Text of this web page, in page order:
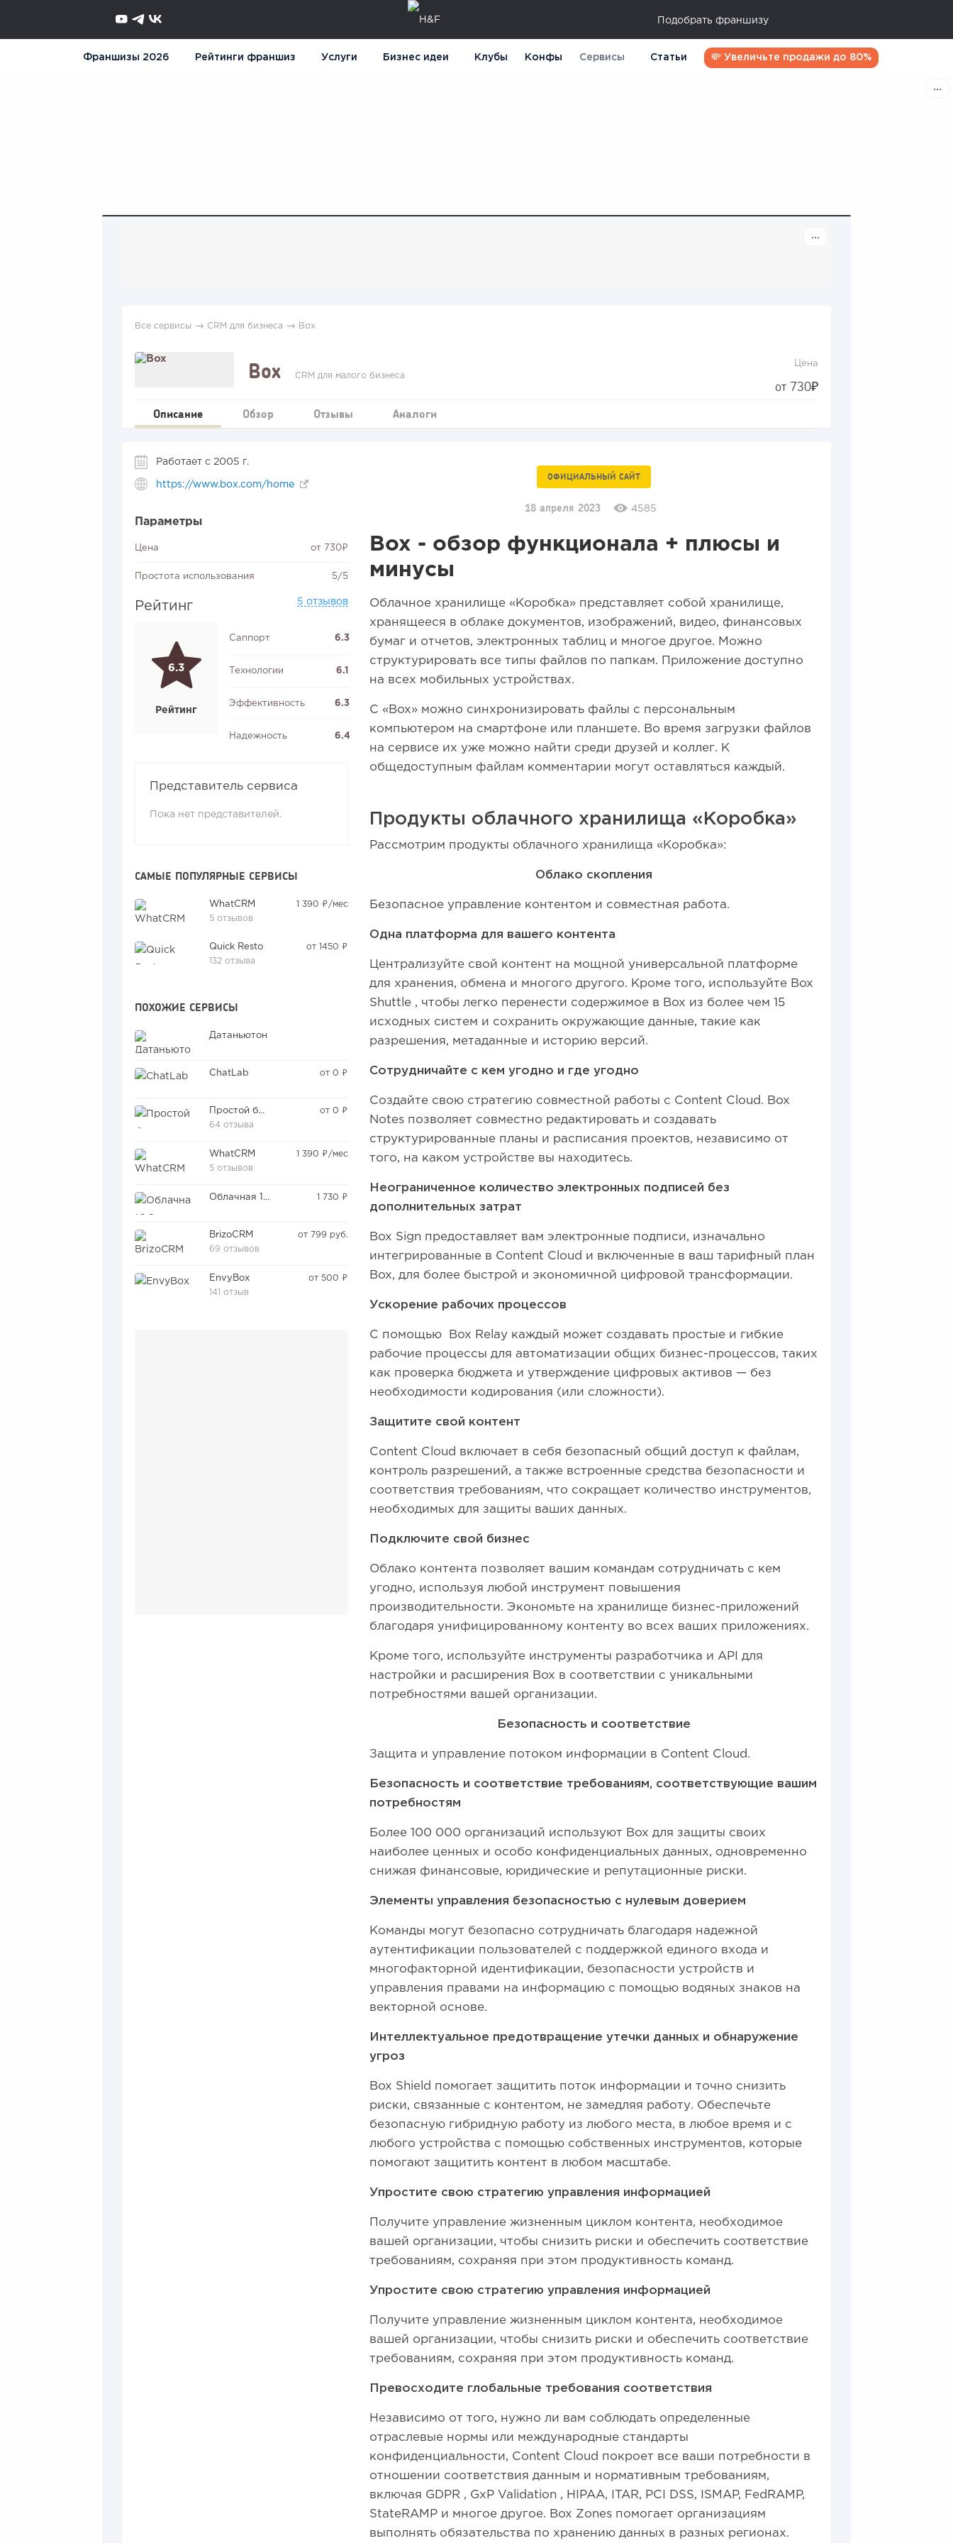
Подобрать франшизу
Франшизы 2026 Рейтинги франшиз Услуги Бизнес идеи Клубы Конфы Сервисы Статьи 💸 Увеличьте продажи до 80%
Все сервисы → CRM для бизнеса → Box
Box CRM для малого бизнеса
Цена
от 730₽
Описание Обзор Отзывы Аналоги
Работает с 2005 г.
https://www.box.com/home
Параметры
Цена от 730₽
Простота использования 5/5
Рейтинг 5 отзывов
6.3
Рейтинг
Саппорт 6.3
Технологии 6.1
Эффективность 6.3
Надежность 6.4
Представитель сервиса
Пока нет представителей.
САМЫЕ ПОПУЛЯРНЫЕ СЕРВИСЫ
WhatCRM
5 отзывов
1 390 ₽/мес
Quick Resto
132 отзыва
от 1450 ₽
ПОХОЖИЕ СЕРВИСЫ
Датаньютон
ChatLab от 0 ₽
Простой бизнес
64 отзыва
от 0 ₽
WhatCRM
5 отзывов
1 390 ₽/мес
Облачная 1С:Зарплата и управление персоналом 1 730 ₽
BrizoCRM
69 отзывов
от 799 руб.
EnvyBox
141 отзыв
от 500 ₽
ОФИЦИАЛЬНЫЙ САЙТ
18 апреля 2023 4585
Box - обзор функционала + плюсы и
минусы
Облачное хранилище «Коробка» представляет собой хранилище,
хранящееся в облаке документов, изображений, видео, финансовых
бумаг и отчетов, электронных таблиц и многое другое. Можно
структурировать все типы файлов по папкам.
Приложение доступно
на всех мобильных устройствах.
С «Box» можно синхронизировать файлы с персональным
компьютером на смартфоне или планшете. Во время загрузки файлов
на сервисе их уже можно найти среди друзей и коллег. К
общедоступным файлам комментарии могут оставляться каждый.
Продукты облачного хранилища «Коробка»
Рассмотрим продукты облачного хранилища «Коробка»:
Облако скопления
Безопасное управление контентом и совместная работа.
Одна платформа для вашего контента
Централизуйте свой контент на мощной универсальной платформе
для хранения, обмена и многого другого. Кроме того, используйте Box
Shuttle , чтобы легко перенести содержимое в Box из более чем 15
исходных систем и сохранить окружающие данные, такие как
разрешения, метаданные и историю версий.
Сотрудничайте с кем угодно и где угодно
Создайте свою стратегию совместной работы с Content Cloud. Box
Notes позволяет совместно редактировать и создавать
структурированные планы и расписания проектов, независимо от
того, на каком устройстве вы находитесь.
Неограниченное количество электронных подписей без
дополнительных затрат
Box Sign предоставляет вам электронные подписи, изначально
интегрированные в Content Cloud и включенные в ваш тарифный план
Box, для более быстрой и экономичной цифровой трансформации.
Ускорение рабочих процессов
С помощью Box Relay каждый может создавать простые и гибкие
рабочие процессы для автоматизации общих бизнес-процессов, таких
как проверка бюджета и утверждение цифровых активов — без
необходимости кодирования (или сложности).
Защитите свой контент
Content Cloud включает в себя безопасный общий доступ к файлам,
контроль разрешений, а также встроенные средства безопасности и
соответствия требованиям, что сокращает количество инструментов,
необходимых для защиты ваших данных.
Подключите свой бизнес
Облако контента позволяет вашим командам сотрудничать с кем
угодно, используя любой инструмент повышения
производительности. Экономьте на хранилище бизнес-приложений
благодаря унифицированному контенту во всех ваших приложениях.
Кроме того, используйте инструменты разработчика и API для
настройки и расширения Box в соответствии с уникальными
потребностями вашей организации.
Безопасность и соответствие
Защита и управление потоком информации в Content Cloud.
Безопасность и соответствие требованиям, соответствующие вашим
потребностям
Более 100 000 организаций используют Box для защиты своих
наиболее ценных и особо конфиденциальных данных, одновременно
снижая финансовые, юридические и репутационные риски.
Элементы управления безопасностью с нулевым доверием
Команды могут безопасно сотрудничать благодаря надежной
аутентификации пользователей с поддержкой единого входа и
многофакторной идентификации, безопасности устройств и
управления правами на информацию с помощью водяных знаков на
векторной основе.
Интеллектуальное предотвращение утечки данных и обнаружение
угроз
Box Shield помогает защитить поток информации и точно снизить
риски, связанные с контентом, не замедляя работу. Обеспечьте
безопасную гибридную работу из любого места, в любое время и с
любого устройства с помощью собственных инструментов, которые
помогают защитить контент в любом масштабе.
Упростите свою стратегию управления информацией
Получите управление жизненным циклом контента, необходимое
вашей организации, чтобы снизить риски и обеспечить соответствие
требованиям, сохраняя при этом продуктивность команд.
Упростите свою стратегию управления информацией
Получите управление жизненным циклом контента, необходимое
вашей организации, чтобы снизить риски и обеспечить соответствие
требованиям, сохраняя при этом продуктивность команд.
Превосходите глобальные требования соответствия
Независимо от того, нужно ли вам соблюдать определенные
отраслевые нормы или международные стандарты
конфиденциальности, Content Cloud покроет все ваши потребности в
отношении соответствия данным и нормативным требованиям,
включая GDPR , GxP Validation , HIPAA, ITAR, PCI DSS, ISMAP, FedRAMP,
StateRAMP и многое другое. Box Zones помогает организациям
выполнять обязательства по хранению данных в разных регионах.